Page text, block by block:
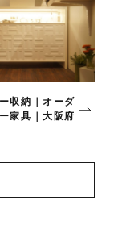
収納｜オーダ
ー家具｜大阪府